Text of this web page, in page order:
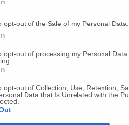
opt-out of the Sale of my Personal Data.
opt-out of processing my Personal Data
opt-out of Collection, Use, Retention,
Data that Is Unrelated with the
per chi sceglierà
dell’Anconetano
prefetto Darco Pellos: